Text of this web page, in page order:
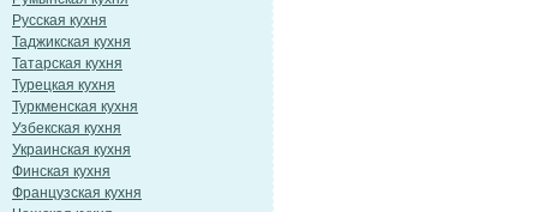
Русская кухня
Таджикская кухня
Татарская кухня
Турецкая кухня
Туркменская кухня
Узбекская кухня
Украинская кухня
Финская кухня
Французская кухня